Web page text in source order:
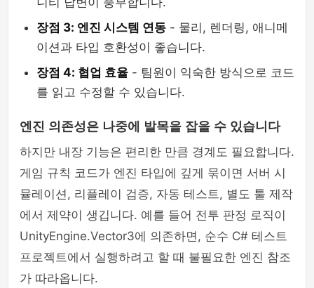
장점 3: 엔진 시스템 연동 - 물리, 렌더링, 애니메
이션과 타입 호환성이 좋습니다.
장점 4: 협업 효율 - 팀원이 익숙한 방식으로 코드
를 읽고 수정할 수 있습니다.
엔진 의존성은 나중에 발목을 잡을 수 있습니다
하지만 내장 기능은 편리한 만큼 경계도 필요합니다.
게임 규칙 코드가 엔진 타입에 깊게 묶이면 서버 시
뮬레이션, 리플레이 검증, 자동 테스트, 별도 툴 제작
에서 제약이 생깁니다. 예를 들어 전투 판정 로직이
UnityEngine.Vector3에 의존하면, 순수 C# 테스트
프로젝트에서 실행하려고 할 때 불필요한 엔진 참조
가 따라옵니다.